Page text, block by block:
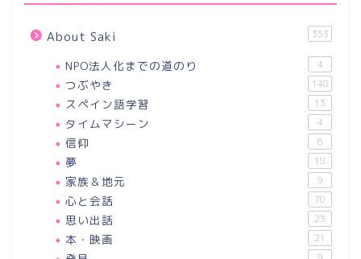
About Saki 353
NPO法人化までの道のり 4
つぶやき 148
スペイン語学習 13
タイムマシーン 4
信仰 6
夢 18
家族＆地元 9
心と会話 70
思い出話 23
本・映画 21